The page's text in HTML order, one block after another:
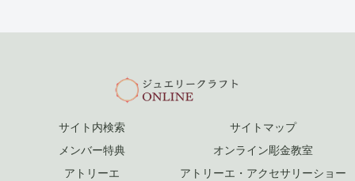
サイト内検索
サイトマップ
メンバー特典
オンライン彫金教室
アトリーエ
アトリーエ・アクセサリーショー